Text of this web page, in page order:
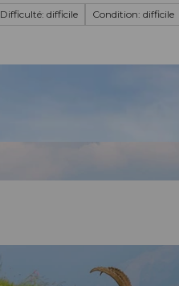
Difficulté: difficile Condition: difficile